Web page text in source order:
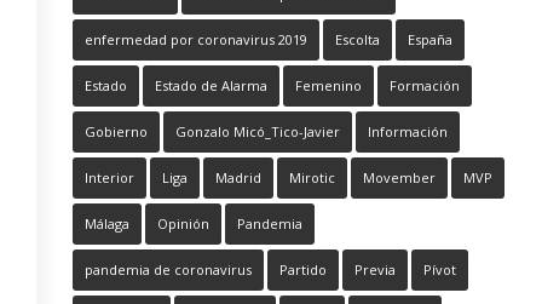
enfermedad por coronavirus 2019 Escolta España
Estado Estado de Alarma Femenino Formación
Gobierno Gonzalo Micó_Tico-Javier Información
Interior Liga Madrid Mirotic Movember MVP
Málaga Opinión Pandemia
pandemia de coronavirus Partido Previa Pívot